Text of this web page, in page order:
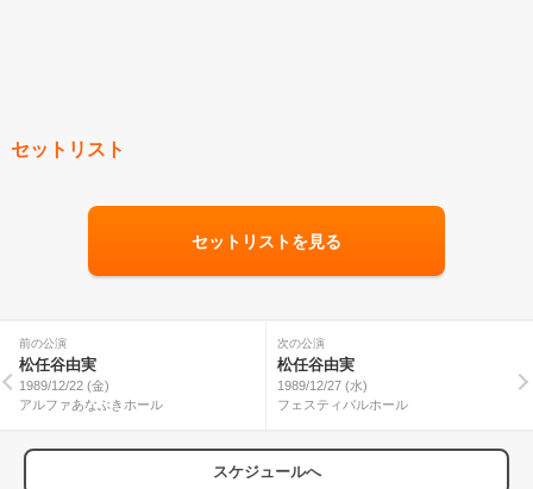
セットリスト
セットリストを見る
前の公演
松任谷由実
1989/12/22 (金)
アルファあなぶきホール
次の公演
松任谷由実
1989/12/27 (水)
フェスティバルホール
スケジュールへ